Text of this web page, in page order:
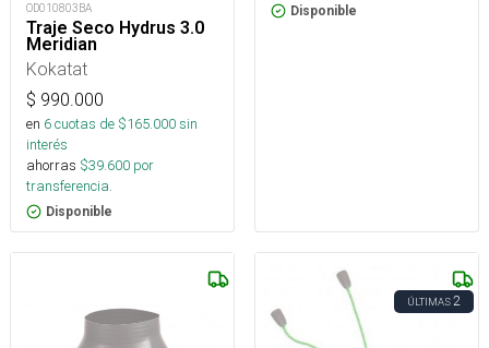
OD010803BA
Traje Seco Hydrus 3.0
Meridian
Kokatat
$ 990.000
en 6cuotas de $165.000sin
interés
ahorras $39.600 por
transferencia.
Disponible
Disponible
ÚLTIMAS2